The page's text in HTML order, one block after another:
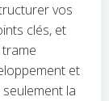
vos
clés, et
et
la